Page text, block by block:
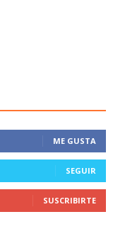
ME GUSTA
SEGUIR
SUSCRIBIRTE